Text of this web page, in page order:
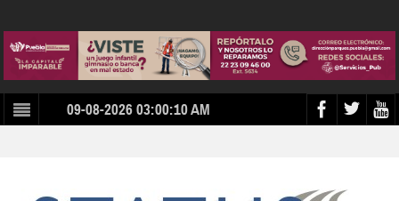
09-08-2026 03:00:10 AM